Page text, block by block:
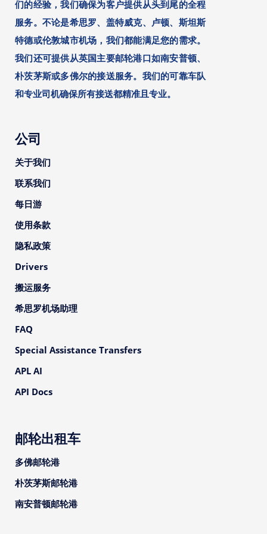
们的经验，我们确保为客户提供从头到尾的全程
服务。不论是希思罗、盖特威克、卢顿、斯坦斯
特德或伦敦城市机场，我们都能满足您的需求。
我们还可提供从英国主要邮轮港口如南安普顿、
朴茨茅斯或多佛尔的接送服务。我们的可靠车队
和专业司机确保所有接送都精准且专业。
公司
关于我们
联系我们
每日游
使用条款
隐私政策
Drivers
搬运服务
希思罗机场助理
FAQ
Special Assistance Transfers
APL AI
API Docs
邮轮出租车
多佛邮轮港
朴茨茅斯邮轮港
南安普顿邮轮港